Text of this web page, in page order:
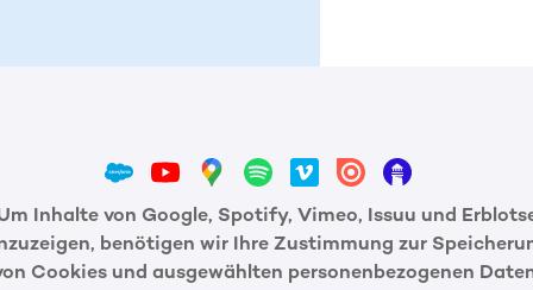
Inhalte von Google, Spotify, Vimeo, Issuu und
benötigen wir Ihre Zustimmung zur
Cookies und ausgewählten personenbezogenen